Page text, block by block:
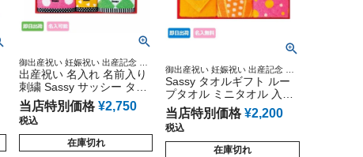
御出産祝い 妊娠祝い 出産記念 ベ
ビーグッズ 赤ちゃん 誕生日 乳児
幼児 新生児 知育 遊具
出産祝い 名入れ 名前入り
刺繍 Sassy サッシー タオ
ルギフト2,500円セット フ
ェイスタオル ウォッシュ
タオル プレゼント インス
タ
当店特別価格 ¥2,750
税込
在庫切れ
御出産祝い 妊娠祝い 出産記念 ベ
ビーグッズ 赤ちゃん 誕生日 乳児
幼児 新生児 知育 遊具
Sassy タオルギフト ルー
プタオル ミニタオル 入園
グッズ 出産祝い 男の子 女
の子 プレゼント サッシー
ギフトセット 名入れ 名前
入り 刺繍 インスタ
当店特別価格 ¥2,200
税込
在庫切れ